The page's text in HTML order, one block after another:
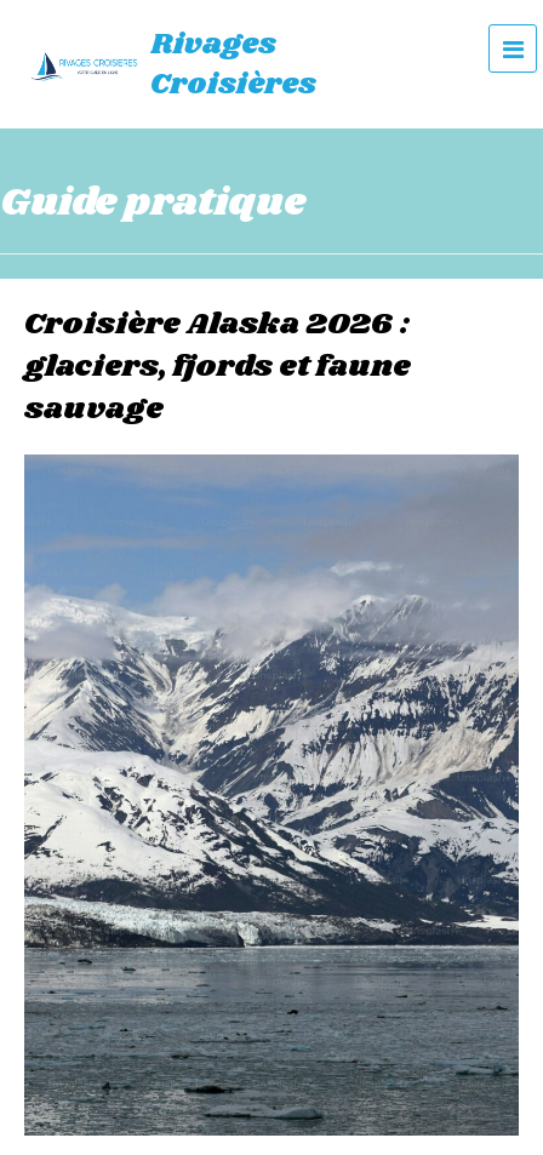
Rivages
Croisières
e
n
Guide pratique
Croisière Alaska 2026 :
glaciers, fjords et faune
sauvage